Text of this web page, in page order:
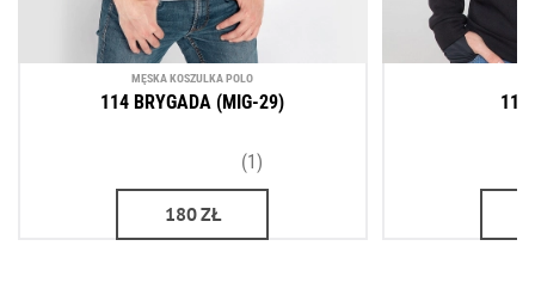
MĘSKA KOSZULKA POLO
114 BRYGADA (MIG-29)
(1)
180ZŁ
114